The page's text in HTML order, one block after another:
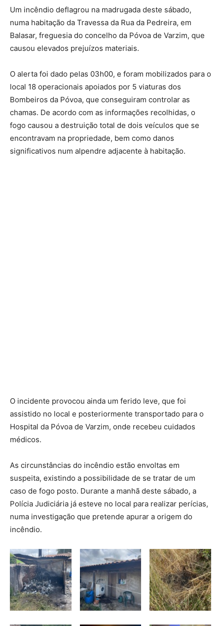
Um incêndio deflagrou na madrugada deste sábado,
numa habitação da Travessa da Rua da Pedreira, em
Balasar, freguesia do concelho da Póvoa de Varzim, que
causou elevados prejuízos materiais.
O alerta foi dado pelas 03h00, e foram mobilizados para o
local 18 operacionais apoiados por 5 viaturas dos
Bombeiros da Póvoa, que conseguiram controlar as
chamas. De acordo com as informações recolhidas, o
fogo causou a destruição total de dois veículos que se
encontravam na propriedade, bem como danos
significativos num alpendre adjacente à habitação.
O incidente provocou ainda um ferido leve, que foi
assistido no local e posteriormente transportado para o
Hospital da Póvoa de Varzim, onde recebeu cuidados
médicos.
As circunstâncias do incêndio estão envoltas em
suspeita, existindo a possibilidade de se tratar de um
caso de fogo posto. Durante a manhã deste sábado, a
Polícia Judiciária já esteve no local para realizar perícias,
numa investigação que pretende apurar a origem do
incêndio.